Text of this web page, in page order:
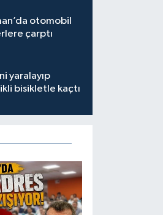
otomobil
çarptı
yaralayıp
bisikletle kaçtı